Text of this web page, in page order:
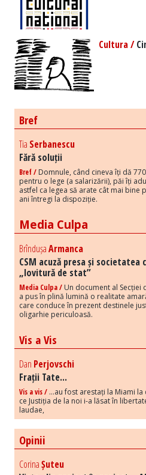
Cultura /
Bref
Tia Serbanescu
Fără soluții
Bref / Domnule, când cineva îți dă
pentru o lege (a salarizării), păi îți
astfel ca legea să arate cât mai bine
ani întregi la dispoziție.
Media Culpa
BrîndușaArmanca
CSM acuză presa și societatea
„lovitură de stat”
Media Culpa / Un document al Secției
a pus în plină lumină o realitate
care conduce în prezent destinele
oligarhie periculoasă.
Vis a Vis
Dan Perjovschi
Frații Tate...
Vis a vis / ...au fost arestați la Miami la
ce Justiția de la noi i-a lăsat în
laudae,
Opinii
CorinaȘuteu